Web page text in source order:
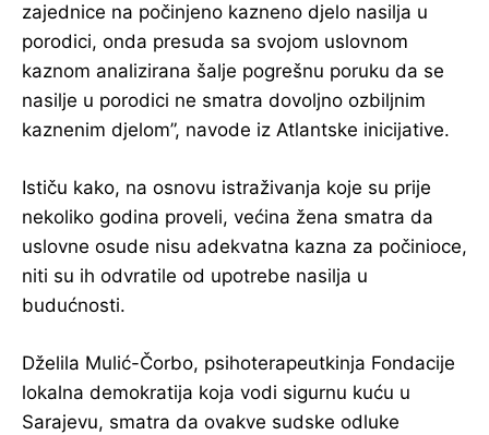
zajednice na počinjeno kazneno djelo nasilja u
porodici, onda presuda sa svojom uslovnom
kaznom analizirana šalje pogrešnu poruku da se
nasilje u porodici ne smatra dovoljno ozbiljnim
kaznenim djelom”, navode iz Atlantske inicijative.
Ističu kako, na osnovu istraživanja koje su prije
nekoliko godina proveli, većina žena smatra da
uslovne osude nisu adekvatna kazna za počinioce,
niti su ih odvratile od upotrebe nasilja u
budućnosti.
Dželila Mulić-Čorbo, psihoterapeutkinja Fondacije
lokalna demokratija koja vodi sigurnu kuću u
Sarajevu, smatra da ovakve sudske odluke